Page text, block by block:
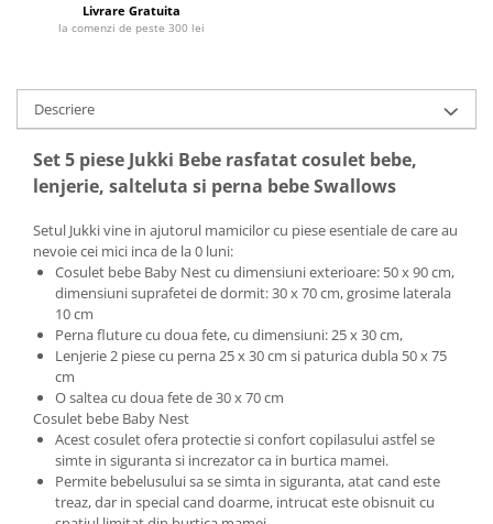
Lampi de veghe
Saltele de infasat
Scaun masa copii
La plimbare
Biciclete
ani)
Biciclete copii cu roti 12 inch (3-6
Biciclete copii cu roti 14 inch (3-7
ani)
Biciclete copii cu roti 16 inch (4-9
ani)
Biciclete copii cu roti 20 inch
Biciclete cu roti 24 inch
Biciclete cu roti 26 inch
Biciclete cu roti 27 inch
Livrare Gratuita
la comenzi de peste 300 lei
Descriere
Set 5 piese Jukki Bebe rasfatat cosulet bebe,
lenjerie, salteluta si perna bebe Swallows
Setul Jukki vine in ajutorul mamicilor cu piese esentiale de care au
nevoie cei mici inca de la 0 luni:
Cosulet bebe Baby Nest cu dimensiuni exterioare: 50 x 90 cm,
dimensiuni suprafetei de dormit: 30 x 70 cm, grosime laterala
10 cm
Perna fluture cu doua fete, cu dimensiuni: 25 x 30 cm,
Lenjerie 2 piese cu perna 25 x 30 cm si paturica dubla 50 x 75
cm
O saltea cu doua fete de 30 x 70 cm
Cosulet bebe Baby Nest
Acest cosulet ofera protectie si confort copilasului astfel se
simte in siguranta si increzator ca in burtica mamei.
Permite bebelusului sa se simta in siguranta, atat cand este
treaz, dar in special cand doarme, intrucat este obisnuit cu